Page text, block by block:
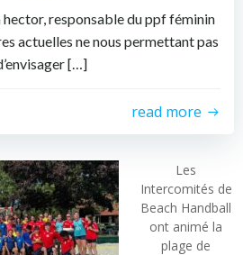
hector, responsable du ppf féminin
actuelles ne nous permettant pas
[…]
read more
Les
Intercomités de
Beach Handball
ont animé la
plage de